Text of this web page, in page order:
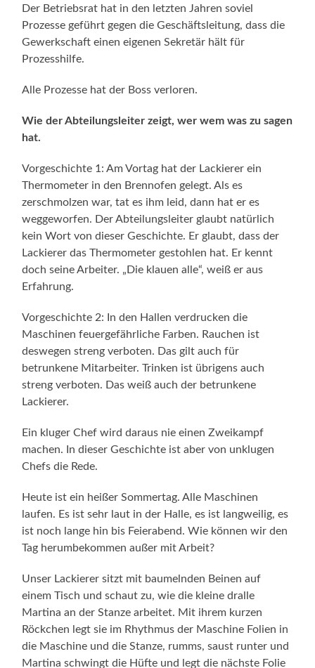
Der Betriebsrat hat in den letzten Jahren soviel
Prozesse geführt gegen die Geschäftsleitung, dass die
Gewerkschaft einen eigenen Sekretär hält für
Prozesshilfe.
Alle Prozesse hat der Boss verloren.
Wie der Abteilungsleiter zeigt, wer wem was zu sagen
hat.
Vorgeschichte 1: Am Vortag hat der Lackierer ein
Thermometer in den Brennofen gelegt. Als es
zerschmolzen war, tat es ihm leid, dann hat er es
weggeworfen. Der Abteilungsleiter glaubt natürlich
kein Wort von dieser Geschichte. Er glaubt, dass der
Lackierer das Thermometer gestohlen hat. Er kennt
doch seine Arbeiter. „Die klauen alle“, weiß er aus
Erfahrung.
Vorgeschichte 2: In den Hallen verdrucken die
Maschinen feuer­gefährliche Farben. Rauchen ist
deswegen streng verboten. Das gilt auch für
betrunkene Mitarbeiter. Trinken ist übrigens auch
streng verboten. Das weiß auch der betrunkene
Lackierer.
Ein kluger Chef wird daraus nie einen Zweikampf
machen. In dieser Geschichte ist aber von unklugen
Chefs die Rede.
Heute ist ein heißer Sommertag. Alle Maschinen
laufen. Es ist sehr laut in der Halle, es ist langweilig, es
ist noch lange hin bis Feierabend. Wie können wir den
Tag herumbekom­men außer mit Arbeit?
Unser Lackierer sitzt mit baumelnden Beinen auf
einem Tisch und schaut zu, wie die kleine dralle
Martina an der Stanze arbeitet. Mit ihrem kur­zen
Röckchen legt sie im Rhythmus der Maschine Folien in
die Maschine und die Stanze, rumms, saust runter und
Martina schwingt die Hüfte und legt die nächste Folie